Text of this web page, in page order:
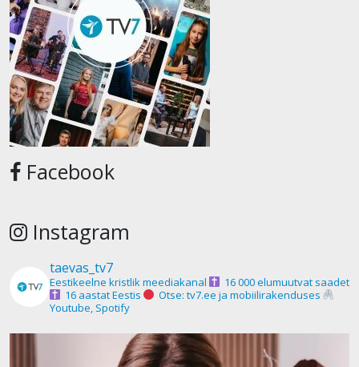
Facebook
Instagram
taevas_tv7
Eestikeelne kristlik meediakanal
16 000 elumuutvat saadet
16 aastat Eestis
Otse: tv7.ee ja mobiilirakenduses
Youtube, Spotify